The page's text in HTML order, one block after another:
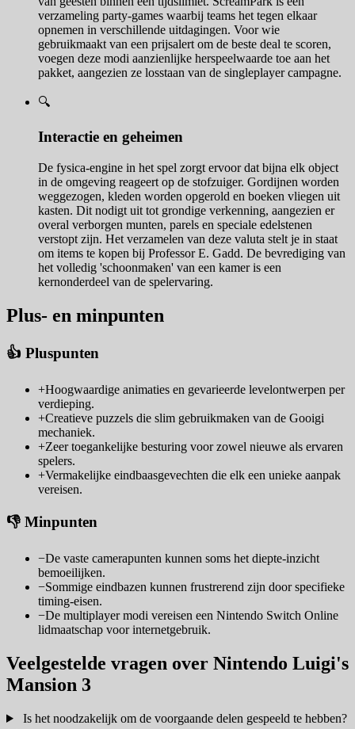
verzameling party-games waarbij teams het tegen elkaar
opnemen in verschillende uitdagingen. Voor wie
gebruikmaakt van een prijsalert om de beste deal te scoren,
voegen deze modi aanzienlijke herspeelwaarde toe aan het
pakket, aangezien ze losstaan van de singleplayer campagne.
🔍
Interactie en geheimen
De fysica-engine in het spel zorgt ervoor dat bijna elk object
in de omgeving reageert op de stofzuiger. Gordijnen worden
weggezogen, kleden worden opgerold en boeken vliegen uit
kasten. Dit nodigt uit tot grondige verkenning, aangezien er
overal verborgen munten, parels en speciale edelstenen
verstopt zijn. Het verzamelen van deze valuta stelt je in staat
om items te kopen bij Professor E. Gadd. De bevrediging van
het volledig 'schoonmaken' van een kamer is een
kernonderdeel van de spelervaring.
Plus- en minpunten
👍 Pluspunten
+Hoogwaardige animaties en gevarieerde levelontwerpen per
verdieping.
+Creatieve puzzels die slim gebruikmaken van de Gooigi
mechaniek.
+Zeer toegankelijke besturing voor zowel nieuwe als ervaren
spelers.
+Vermakelijke eindbaasgevechten die elk een unieke aanpak
vereisen.
👎 Minpunten
−De vaste camerapunten kunnen soms het diepte-inzicht
bemoeilijken.
−Sommige eindbazen kunnen frustrerend zijn door specifieke
timing-eisen.
−De multiplayer modi vereisen een Nintendo Switch Online
lidmaatschap voor internetgebruik.
Veelgestelde vragen over Nintendo Luigi's
Mansion 3
Is het noodzakelijk om de voorgaande delen gespeeld te hebben?